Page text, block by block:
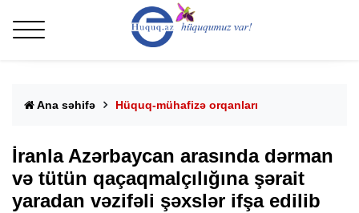
Ana səhifə Hüquq-mühafizə orqanları
İranla Azərbaycan arasında dərman
və tütün qaçaqmalçılığına şərait
yaradan vəzifəli şəxslər ifşa edilib